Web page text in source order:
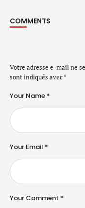
COMMENTS
Votre adresse e-mail ne
sont indiqués avec*
Your Comment *
Your Name *
Your Email *